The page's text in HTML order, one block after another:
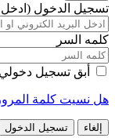
تسجيل الدخول (ادخل
كلمه السر
أبق تسجيل دخولي
هل نسيت كلمة
إلغاء تسجيل الدخول